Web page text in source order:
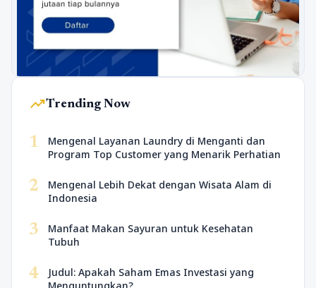
trending_upTrending Now
1
Mengenal Layanan Laundry di Menganti dan
Program Top Customer yang Menarik Perhatian
2
Mengenal Lebih Dekat dengan Wisata Alam di
Indonesia
3
Manfaat Makan Sayuran untuk Kesehatan
Tubuh
4
Judul: Apakah Saham Emas Investasi yang
Menguntungkan?